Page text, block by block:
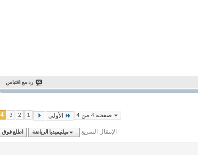
رد مع اقتباس
صفحة 4 من 4 الأولى 1
2
3
4
الإنتقال السريع ميلتيميديا الرياضة اطلع فوق